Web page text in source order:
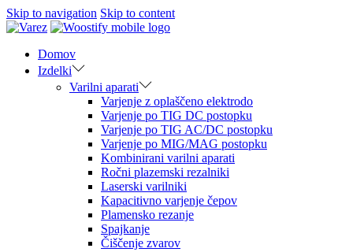
Skip to navigation Skip to content
Domov
Izdelki
Varilni aparati
Varjenje z oplaščeno elektrodo
Varjenje po TIG DC postopku
Varjenje po TIG AC/DC postopku
Varjenje po MIG/MAG postopku
Kombinirani varilni aparati
Ročni plazemski rezalniki
Laserski varilniki
Kapacitivno varjenje čepov
Plamensko rezanje
Spajkanje
Čiščenje zvarov